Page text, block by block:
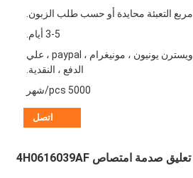
مربع التعبئة محايدة أو حسب طلب الزبون.
3-5 أيام.
t / t ، ويسترن يونيون ، مونيغرام ، paypal ، علي
الدفع ، النقدية.
5000 pcs/شهر
اتصل